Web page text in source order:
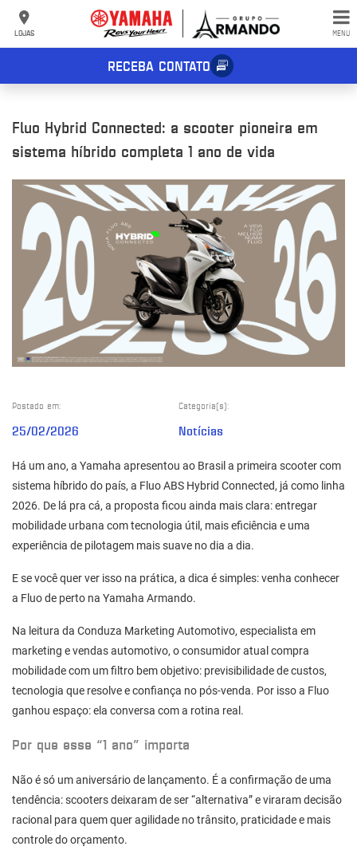
LOJAS MENU
RECEBA CONTATO
Fluo Hybrid Connected: a scooter pioneira em
sistema híbrido completa 1 ano de vida
Categoria(s):
Notícias
Postado em:
25/02/2026
Há um ano, a Yamaha apresentou ao Brasil a primeira scooter com
sistema híbrido do país, a Fluo ABS Hybrid Connected, já como linha
2026. De lá pra cá, a proposta ficou ainda mais clara: entregar
mobilidade urbana com tecnologia útil, mais eficiência e uma
experiência de pilotagem mais suave no dia a dia.
E se você quer ver isso na prática, a dica é simples: venha conhecer
a Fluode perto na Yamaha Armando.
Na leitura da Conduza Marketing Automotivo, especialista em
marketing e vendas automotivo, o consumidor atual compra
mobilidade com um filtro bem objetivo: previsibilidade de custos,
tecnologia que resolve e confiança no pós-venda. Por isso a Fluo
ganhou espaço: ela conversa com a rotina real.
Por que esse “1 ano” importa
Não é só um aniversário de lançamento. É a confirmação de uma
tendência: scooters deixaram de ser “alternativa” e viraram decisão
racional para quem quer agilidade no trânsito, praticidade e mais
controle do orçamento.